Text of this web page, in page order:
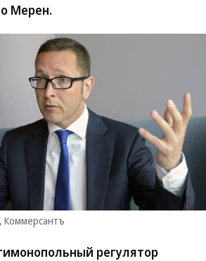
Мерен.
Коммерсантъ
регулятор